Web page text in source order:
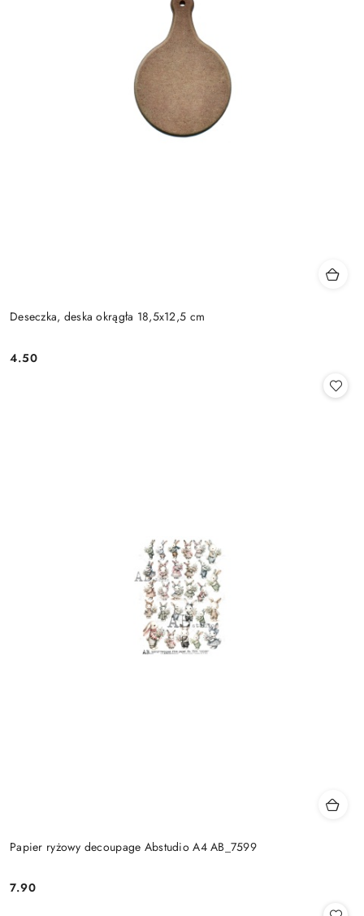
Deseczka, deska okrągła 18,5x12,5 cm
Cena:
4.50
Papier ryżowy decoupage Abstudio A4 AB_7599
Cena:
7.90